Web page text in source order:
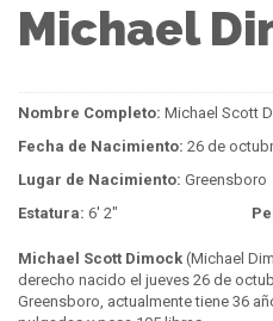
Michael
Nombre Completo: Michael Scott
Fecha de Nacimiento: 26 de
Lugar de Nacimiento: Greensboro
Estatura: 6' 2"
Michael Scott Dimock (Michael
derecho nacido el jueves 26 de
Greensboro, actualmente tiene 36